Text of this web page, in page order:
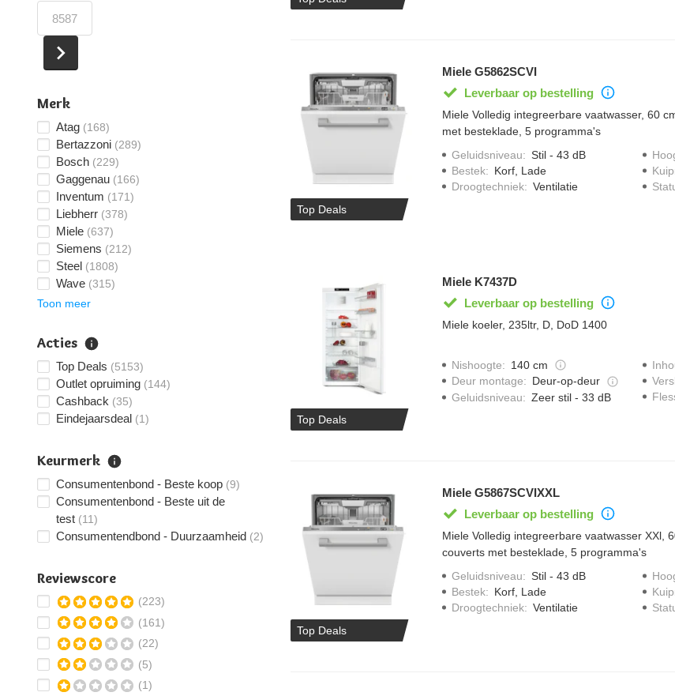
Top Deals
Miele G5862SCVI
Leverbaar op bestelling
Miele Volledig integreerbare vaatwasser, 60
met besteklade, 5 programma's
Geluidsniveau: Stil - 43 dB
Bestek: Korf, Lade
Droogtechniek: Ventilatie
Top Deals
Miele K7437D
Leverbaar op bestelling
Miele koeler, 235ltr, D, DoD 1400
Nishoogte: 140 cm
Deur montage: Deur-op-deur
Geluidsniveau: Zeer stil - 33 dB
Top Deals
Miele G5867SCVIXXL
Leverbaar op bestelling
Miele Volledig integreerbare vaatwasser XXl,
couverts met besteklade, 5 programma's
Geluidsniveau: Stil - 43 dB
Bestek: Korf, Lade
Droogtechniek: Ventilatie
Merk
Atag (168)
Bertazzoni (289)
Bosch (229)
Gaggenau (166)
Inventum (171)
Liebherr (378)
Miele (637)
Siemens (212)
Steel (1808)
Wave (315)
Toon meer
Acties
Top Deals (5153)
Outlet opruiming (144)
Cashback (35)
Eindejaarsdeal (1)
Keurmerk
Consumentenbond - Beste koop (9)
Consumentenbond - Beste uit de
test (11)
Consumentendbond - Duurzaamheid (2)
Reviewscore
(223)
(161)
(22)
(5)
(1)